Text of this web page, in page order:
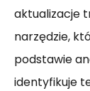
aktualizacje
narzędzie,
podstawie
identyfikuje